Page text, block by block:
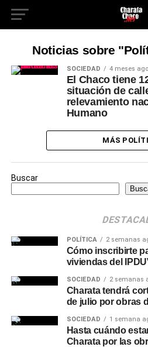
Noticias sobre
SOCIEDAD 4 meses ago
El Chaco tiene
situación de
relevamiento
Humano
MÁS
Buscar
POLÍTICA 2 semanas
Cómo inscribirte
viviendas del
SOCIEDAD 2 semanas
Charata tendrá
de julio por obras
SOCIEDAD 1 semana
Hasta cuándo
Charata por las